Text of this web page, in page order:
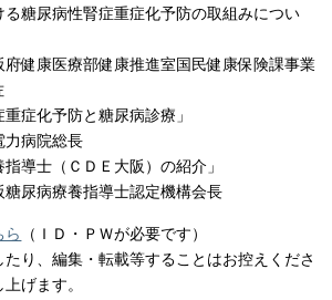
糖尿病性腎症重症化予防の取組みについ
健康医療部健康推進室国民健康保険課事業
症化予防と糖尿病診療」
力病院総長
導士（ＣＤＥ大阪）の紹介」
尿病療養指導士認定機構会長
ら
（ＩＤ・ＰＷが必要です）
り、編集・転載等することはお控えくださ
げます。